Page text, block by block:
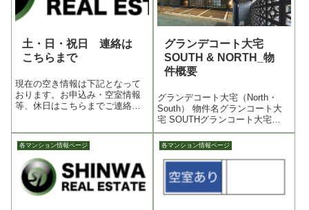
土・日・祝日 連絡は
こちらまで
現在の空き情報は下記となって
おります。お申込み・空室情報
等、休日はこちらまでご連絡い
グランデコート大宅
SOUTH & NORTH_物
件概要
グランデコート大宅（North・
South） 物件名グランコート大
宅 SOUTHグランコート大宅
NORTH入居条件女性専用男女入
居可賃料家賃：57,000～59,500
円 / 共益費：8,000円 / 水
道代：共益費に含む / 敷
金：...
各マンション情報ページ 各マンション情報ページ